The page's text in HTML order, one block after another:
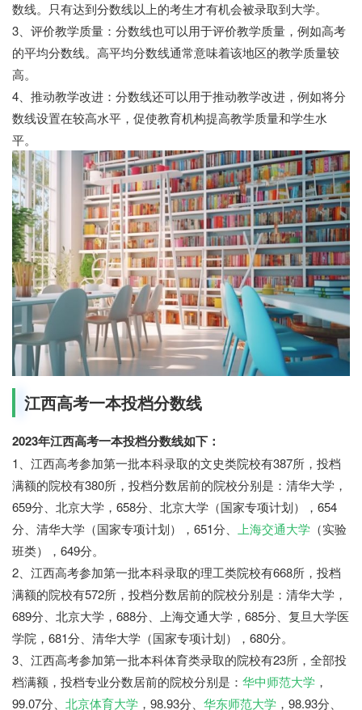
数线。只有达到分数线以上的考生才有机会被录取到大学。
3、评价教学质量：分数线也可以用于评价教学质量，例如高考
的平均分数线。高平均分数线通常意味着该地区的教学质量较
高。
4、推动教学改进：分数线还可以用于推动教学改进，例如将分
数线设置在较高水平，促使教育机构提高教学质量和学生水
平。
江西高考一本投档分数线
2023年江西高考一本投档分数线如下：
1、江西高考参加第一批本科录取的文史类院校有387所，投档
满额的院校有380所，投档分数居前的院校分别是：清华大学，
659分、北京大学，658分、北京大学（国家专项计划），654
分、清华大学（国家专项计划），651分、
上海交通大学 （实验
班类），649分。
2、江西高考参加第一批本科录取的理工类院校有668所，投档
满额的院校有572所，投档分数居前的院校分别是：清华大学，
689分、北京大学，688分、上海交通大学，685分、复旦大学医
学院，681分、清华大学（国家专项计划），680分。
3、江西高考参加第一批本科体育类录取的院校有23所，全部投
档满额，投档专业分数居前的院校分别是： 华中师范大学 ，
99.07分、 北京体育大学 ，98.93分、 华东师范大学 ，98.93分、